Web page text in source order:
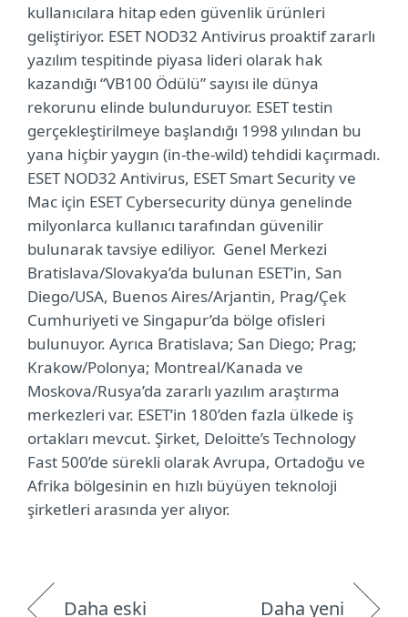
kullanıcılara hitap eden güvenlik ürünleri
geliştiriyor. ESET NOD32 Antivirus proaktif zararlı
yazılım tespitinde piyasa lideri olarak hak
kazandığı “VB100 Ödülü” sayısı ile dünya
rekorunu elinde bulunduruyor. ESET testin
gerçekleştirilmeye başlandığı 1998 yılından bu
yana hiçbir yaygın (in-the-wild) tehdidi kaçırmadı.
ESET NOD32 Antivirus, ESET Smart Security ve
Mac için ESET Cybersecurity dünya genelinde
milyonlarca kullanıcı tarafından güvenilir
bulunarak tavsiye ediliyor. Genel Merkezi
Bratislava/Slovakya’da bulunan ESET’in, San
Diego/USA, Buenos Aires/Arjantin, Prag/Çek
Cumhuriyeti ve Singapur’da bölge ofisleri
bulunuyor. Ayrıca Bratislava; San Diego; Prag;
Krakow/Polonya; Montreal/Kanada ve
Moskova/Rusya’da zararlı yazılım araştırma
merkezleri var. ESET’in 180’den fazla ülkede iş
ortakları mevcut. Şirket, Deloitte’s Technology
Fast 500’de sürekli olarak Avrupa, Ortadoğu ve
Afrika bölgesinin en hızlı büyüyen teknoloji
şirketleri arasında yer alıyor.
Daha eski Daha yeni